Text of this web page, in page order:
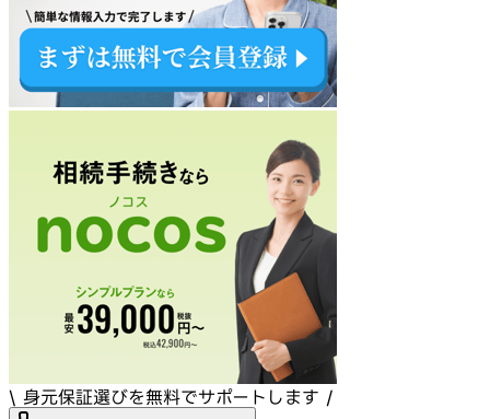
\ 身元保証選びを無料でサポートします /